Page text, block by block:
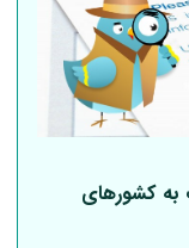
به کشورهای